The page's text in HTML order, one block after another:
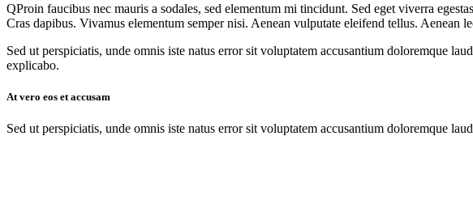
QProin faucibus nec mauris a sodales, sed elementum mi tincidunt. Sed eget viverra
Cras dapibus. Vivamus elementum semper nisi. Aenean vulputate eleifend tellus. Aenean
Sed ut perspiciatis, unde omnis iste natus error sit voluptatem accusantium doloremque
explicabo.
At vero eos et accusam
Sed ut perspiciatis, unde omnis iste natus error sit voluptatem accusantium doloremque